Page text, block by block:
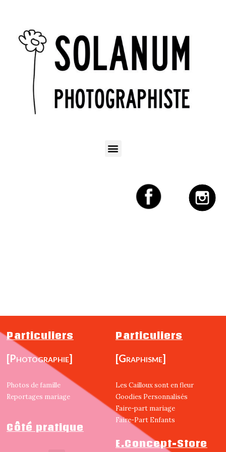
Particuliers
[Photographie]
Photos de famille
Reportages mariage
Côté pratique
Particuliers
[Graphisme]
Les Cailloux sont en fleur
Goodies Personnalisés
Faire-part mariage
Faire-Part Enfants
E.Concept-Store